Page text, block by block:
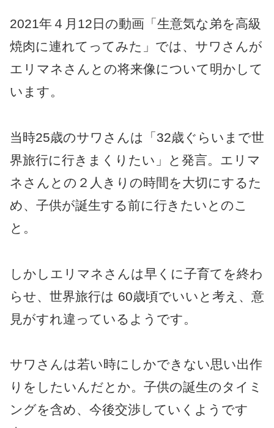
2021年４月12日の動画「生意気な弟を高級
焼肉に連れてってみた」では、サワさんが
エリマネさんとの将来像について明かして
います。
当時25歳のサワさんは「32歳ぐらいまで世
界旅行に行きまくりたい」と発言。エリマ
ネさんとの２人きりの時間を大切にするた
め、子供が誕生する前に行きたいとのこ
と。
しかしエリマネさんは早くに子育てを終わ
らせ、世界旅行は 60歳頃でいいと考え、意
見がすれ違っているようです。
サワさんは若い時にしかできない思い出作
りをしたいんだとか。子供の誕生のタイミ
ングを含め、今後交渉していくようです